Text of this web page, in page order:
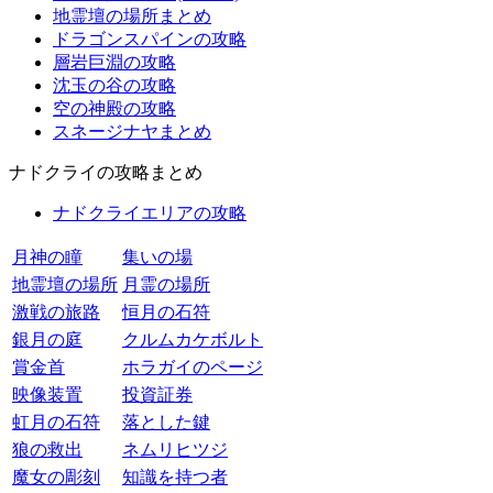
地霊壇の場所まとめ
ドラゴンスパインの攻略
層岩巨淵の攻略
沈玉の谷の攻略
空の神殿の攻略
スネージナヤまとめ
ナドクライの攻略まとめ
ナドクライエリアの攻略
月神の瞳
集いの場
地霊壇の場所 月霊の場所
激戦の旅路
恒月の石符
銀月の庭
クルムカケボルト
賞金首
ホラガイのページ
映像装置
投資証券
虹月の石符
落とした鍵
狼の救出
ネムリヒツジ
魔女の彫刻
知識を持つ者